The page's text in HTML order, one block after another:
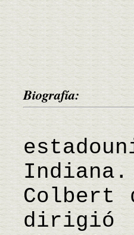
Biografía:
Colbert
dirigió